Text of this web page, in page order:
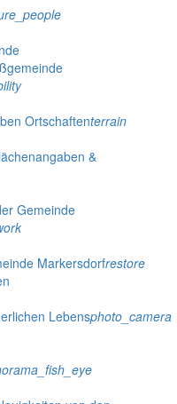
Ortschaftenterrain
&
Gemeinde
Markersdorfrestore
Lebensphoto_camera